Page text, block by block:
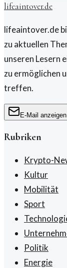
lifeaintover.de
lifeaintover.de
zu aktuellen
unseren Lesern
zu ermöglichen
treffen.
E-Mail anzeigen
Rubriken
Krypto-
Kultur
Mobilität
Sport
Politik
Energie